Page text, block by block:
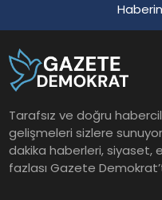
Tarafsız ve doğru
gelişmeleri sizlere
dakika haberleri, siyaset,
fazlası Gazete